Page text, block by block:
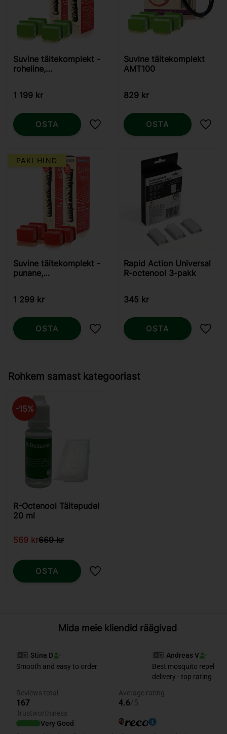
Suvine täitekomplekt -
roheline,
1 199 kr
Lisa lemmikutesse
OSTA
Suvine täitekomplekt
AMT100
829 kr
Lisa
OSTA
Suvine täitekomplekt -
punane,
1 299 kr
PAKI HIND
Lisa lemmikutesse
OSTA
Rapid Action Universal
R-octenool 3-pakk
345 kr
Lisa
OSTA
Rohkem samast kategooriast
R-Octenool Täitepudel
20 ml
569 kr669kr
15%
Lisa lemmikutesse
OSTA
Mida meie kliendid räägivad